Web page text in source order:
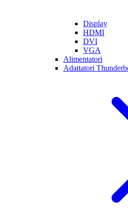
Display
HDMI
DVI
VGA
Alimentatori
Adattatori